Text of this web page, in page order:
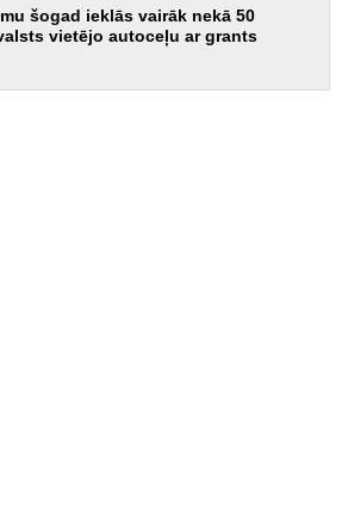
šogad ieklās vairāk nekā 50
vietējo autoceļu ar grants